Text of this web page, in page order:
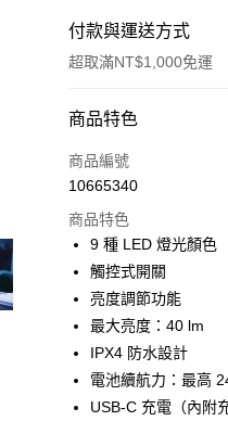
付款與運送方式
超取滿NT$1,000免運
付款方式
信用卡一次付款
3 期 0 利率 每期
合作金庫商業銀行
華南商業銀行
國泰世華商業銀行
臺灣中小企業銀行
匯豐（台灣）商業銀行
聯邦商業銀行
6 期 0 利率 每期
合作金庫商業銀行
華南商業銀行
上海商業儲蓄銀行
臺灣中小企業銀行
匯豐（台灣）商業銀行
LINE Pay
Apple Pay
ATM付款
商品特色
商品編號
10665340
商品特色
9 種 LED 燈光顏色
觸控式開關
亮度調節功能
最大亮度：40 lm
IPX4 防水設計
電池續航力：最高
USB-C 充電（內附